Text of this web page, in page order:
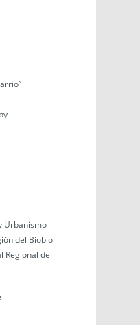
Urbanismo
del Biobio
Regional del